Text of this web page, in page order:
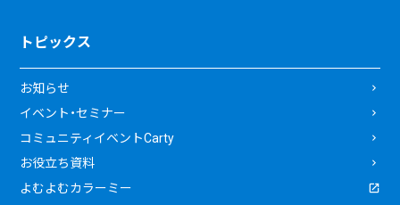
トピックス
お知らせ
イベント・セミナー
コミュニティイベントCarty
お役立ち資料
よむよむカラーミー